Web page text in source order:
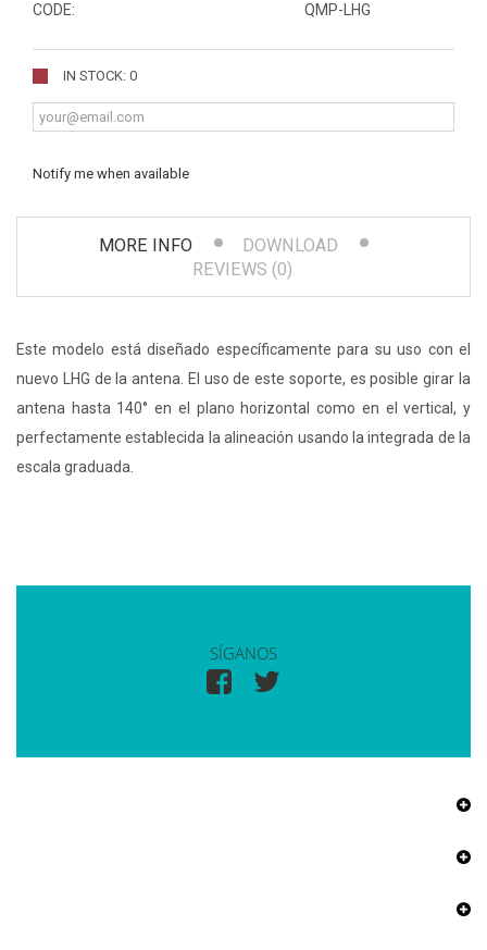
CODE: QMP-LHG
IN STOCK: 0
Notify me when available
MORE INFO
DOWNLOAD
REVIEWS (0)
Este modelo está diseñado específicamente para su uso con el
nuevo LHG de la antena. El uso de este soporte, es posible girar la
antena hasta 140° en el plano horizontal como en el vertical, y
perfectamente establecida la alineación usando la integrada de la
escala graduada.
SÍGANOS